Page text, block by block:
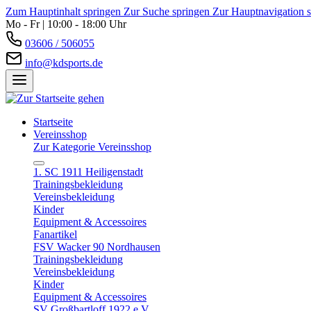
Zum Hauptinhalt springen Zur Suche springen Zur Hauptnavigation
Mo - Fr | 10:00 - 18:00 Uhr
03606 / 506055
info@kdsports.de
Startseite
Vereinsshop
Zur Kategorie Vereinsshop
1. SC 1911 Heiligenstadt
Trainingsbekleidung
Vereinsbekleidung
Kinder
Equipment & Accessoires
Fanartikel
FSV Wacker 90 Nordhausen
Trainingsbekleidung
Vereinsbekleidung
Kinder
Equipment & Accessoires